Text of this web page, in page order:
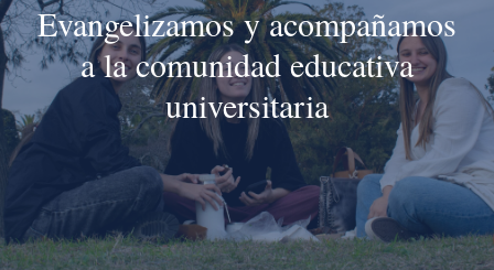
Evangelizamos y acompañamos
a la comunidad educativa
universitaria